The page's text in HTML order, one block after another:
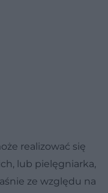
realizować się
lub pielęgniarka,
ze względu na